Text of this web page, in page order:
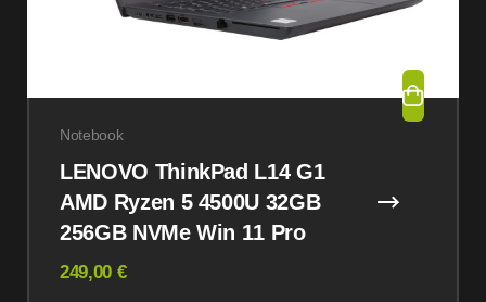
Notebook
LENOVO ThinkPad L14 G1
AMD Ryzen 5 4500U 32GB
256GB NVMe Win 11 Pro
249,00 €